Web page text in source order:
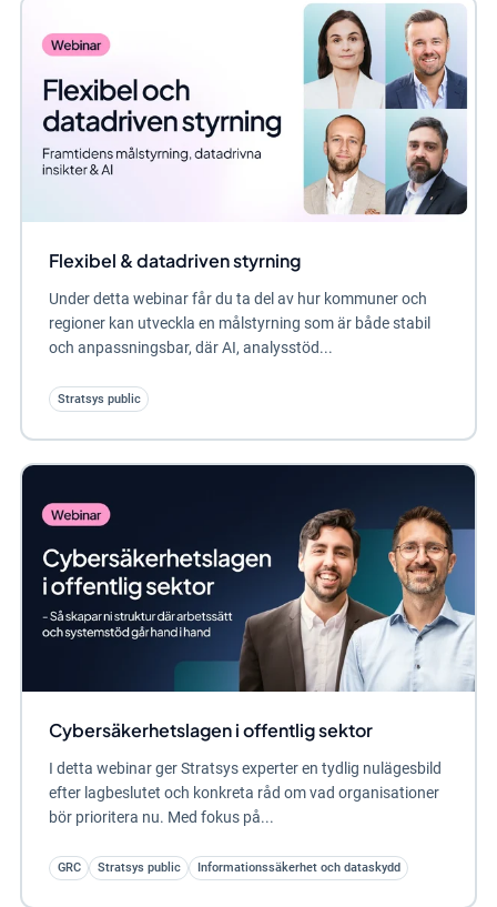
Flexibel & datadriven styrning
Under detta webinar får du ta del av hur kommuner och
regioner kan utveckla en målstyrning som är både stabil
och anpassningsbar, där AI, analysstöd...
Stratsys public
Cybersäkerhetslagen i offentlig sektor
I detta webinar ger Stratsys experter en tydlig nulägesbild
efter lagbeslutet och konkreta råd om vad organisationer
bör prioritera nu. Med fokus på...
GRC Stratsys public Informationssäkerhet och dataskydd